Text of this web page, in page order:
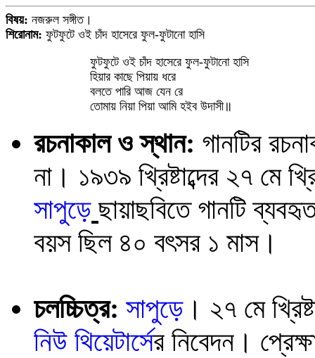
বিষয়: নজরুল সঙ্গীত।
শিরোনাম: ফুটফুটে ওই চাঁদ হাসেরে ফুল-ফুটানো হাসি
ফুটফুটে ওই চাঁদ হাসেরে ফুল-ফুটানো হাসি
হিয়ার কাছে পিয়ায় ধরে
বলতে পারি আজ যেন রে
তোমায় নিয়া পিয়া আমি হইব উদাসী॥
রচনাকাল ও স্থান: গানটির
না। ১৯৩৯ খ্রিষ্টাব্দের ২৭ মে
সাপুড়ে ছায়াছবিতে গানটি
বয়স ছিল ৪০ বৎসর ১ মাস।
চলচ্চিত্র: সাপুড়ে । ২৭ মে
নিউ থিয়েটার্সের নিবেদন।